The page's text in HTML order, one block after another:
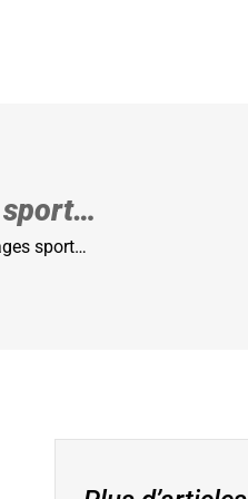
sport…
sport…